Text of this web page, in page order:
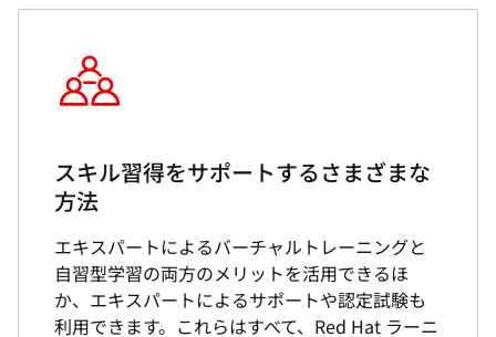
スキル習得をサポートするさまざまな
方法
エキスパートによるバーチャルトレーニングと
自習型学習の両方のメリットを活用できるほ
か、エキスパートによるサポートや認定試験も
利用できます。これらはすべて、Red Hat ラーニ